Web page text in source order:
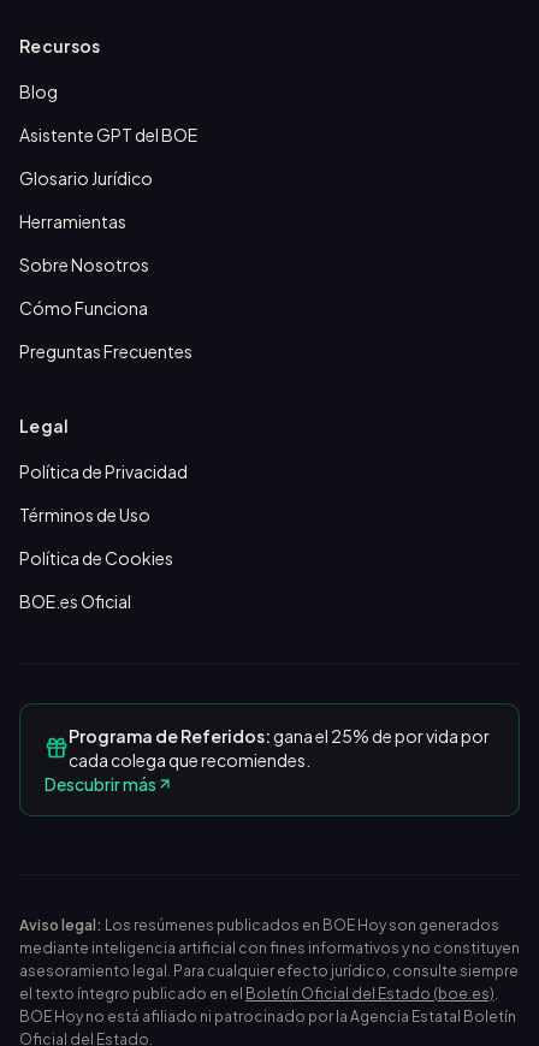
Recursos
Blog
Asistente GPT del BOE
Glosario Jurídico
Herramientas
Sobre Nosotros
Cómo Funciona
Preguntas Frecuentes
Legal
Política de Privacidad
Términos de Uso
Política de Cookies
BOE.es Oficial
Programa de Referidos:gana el 25% de por vida por
cada colega que recomiendes.
Descubrir más
Aviso legal: Los resúmenes publicados en BOE Hoy son generados
mediante inteligencia artificial con fines informativos y no constituyen
asesoramiento legal. Para cualquier efecto jurídico, consulte siempre
el texto íntegro publicado en el Boletín Oficial del Estado (boe.es).
BOE Hoy no está afiliado ni patrocinado por la Agencia Estatal Boletín
Oficial del Estado.